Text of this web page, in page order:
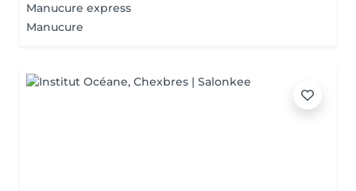
Manucure express
Manucure